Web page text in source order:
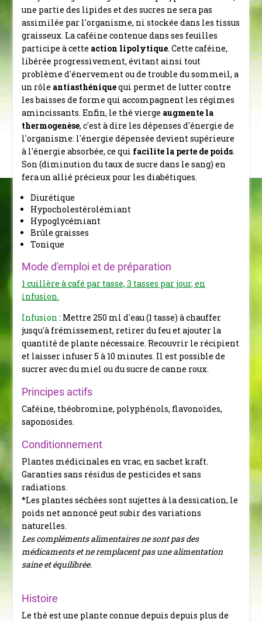
une partie des lipides et des sucres ne sera pas
assimilée par l'organisme, ni stockée dans les tissus
graisseux. La caféine contenue dans ses feuilles
participe à cette action lipolytique. Cette caféine,
libérée progressivement, évitant ainsi tout
problème d'énervement ou de trouble du sommeil, a
un rôle antiasthéniquequi permet de lutter contre
les baisses de forme qui accompagnent les régimes
amincissants. Enfin, le thé vierge augmente la
thermogenèse, c'est à dire les dépenses d'énergie de
l'organisme: l'énergie dépensée devient supérieure
à l'énergie absorbée, ce qui facilite la perte de poids.
Son (diminution du taux de sucre dans le sang) en
fera un allié précieux pour les diabétiques.
Diurétique
Hypocholestérolémiant
Hypoglycémiant
Brûle graisses
Tonique
Mode d'emploi et de préparation
1 cuillère à café par tasse, 3 tasses par jour, en
infusion.
Infusion: Mettre 250 ml d'eau (1 tasse) à chauffer
jusqu'à frémissement, retirer du feu et ajouter la
quantité de plante nécessaire. Recouvrir le récipient
et laisser infuser 5 à 10 minutes. Il est possible de
sucrer avec du miel ou du sucre de canne roux.
Principes actifs
Caféine, théobromine, polyphénols, flavonoïdes,
saponosides.
Conditionnement
Plantes médicinales en vrac, en sachet kraft.
Garanties sans résidus de pesticides et sans
radiations.
*Les plantes séchées sont sujettes à la dessication, le
poids net annoncé peut subir des variations
naturelles.
Les compléments alimentaires ne sont pas des
médicaments et ne remplacent pas une alimentation
saine et équilibrée.
Histoire
Le thé est une plante connue depuis depuis plus de